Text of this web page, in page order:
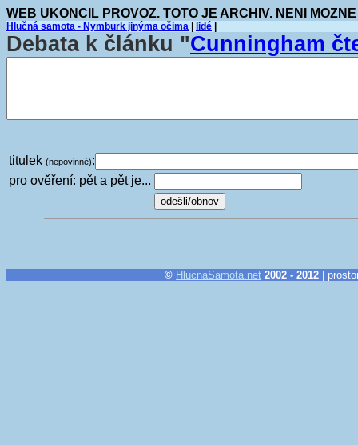
WEB UKONCIL PROVOZ. TOTO JE ARCHIV. NENI
Hlučná samota - Nymburk jinýma očima lidé
Debata k článku "Cunningham
titulek (nepovinné):
pro ověření: pět a pět je...
© HlucnaSamota.net 2002 - 2012 |